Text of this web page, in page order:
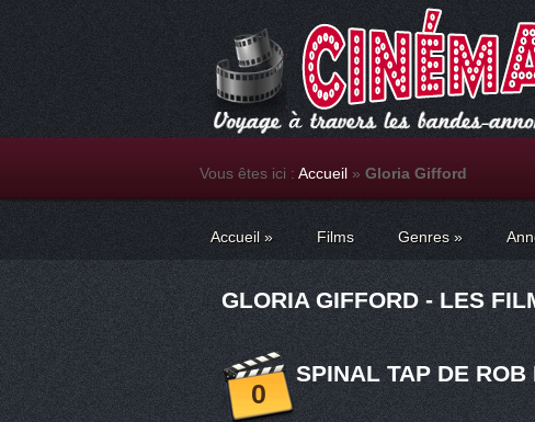
Vous êtes ici : Accueil » Gloria Gifford
Accueil » Films Genres»
GLORIA GIFFORD - LES
0
SPINAL TAP DE ROB